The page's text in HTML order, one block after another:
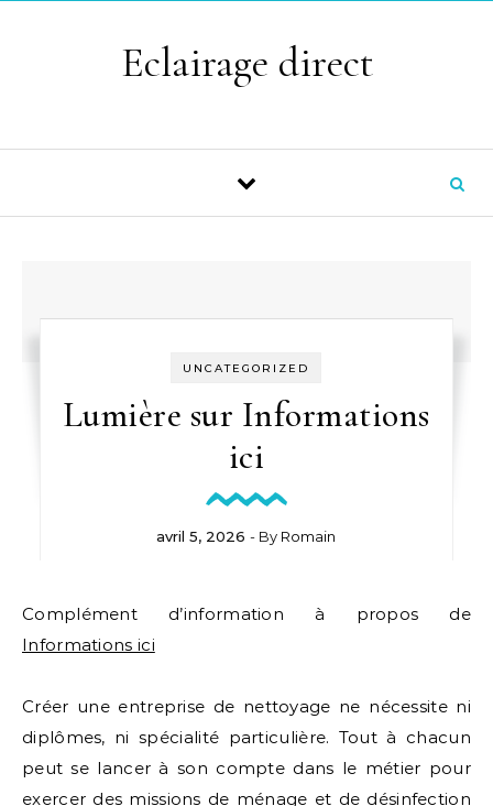
Eclairage direct
UNCATEGORIZED
Lumière sur Informations
ici
avril 5, 2026 - By Romain
Complément d’information à propos de
Informations ici
Créer une entreprise de nettoyage ne nécessite ni
diplômes, ni spécialité particulière. Tout à chacun
peut se lancer à son compte dans le métier pour
exercer des missions de ménage et de désinfection